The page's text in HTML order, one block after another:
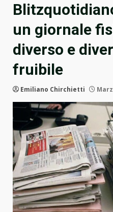
un giornale
diverso e
fruibile
Emiliano Chirchietti